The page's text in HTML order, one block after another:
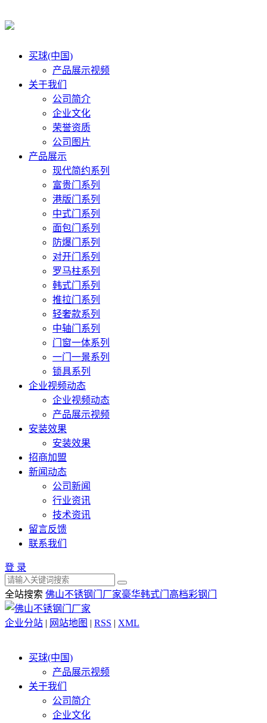
买球(中国)
产品展示视频
关于我们
公司简介
企业文化
荣誉资质
公司图片
产品展示
现代简约系列
富贵门系列
港版门系列
中式门系列
面包门系列
防爆门系列
对开门系列
罗马柱系列
韩式门系列
推拉门系列
轻奢款系列
中轴门系列
门窗一体系列
一门一景系列
锁具系列
企业视频动态
企业视频动态
产品展示视频
安装效果
安装效果
招商加盟
新闻动态
公司新闻
行业资讯
技术资讯
留言反馈
联系我们
登 录
全站搜索 佛山不锈钢门厂家豪华韩式门 高档彩钢门
企业分站 | 网站地图 | RSS | XML
买球(中国)
产品展示视频
关于我们
公司简介
企业文化